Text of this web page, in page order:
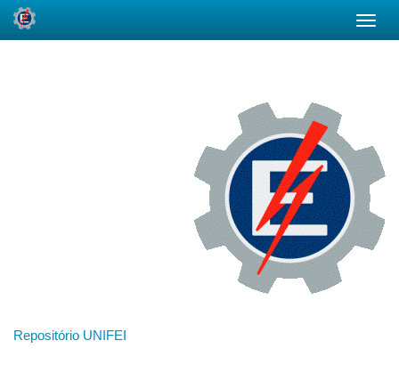
Repositório UNIFEI